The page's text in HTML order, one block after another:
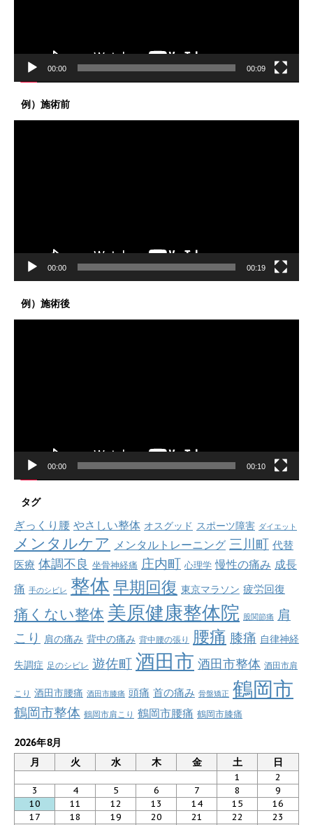
00:00 00:09
例）施術前
00:00 00:19
例）施術後
00:00 00:10
タグ
ぎっくり腰 やさしい整体 オスグッド スポーツ障害 ダイエット
メンタルケア メンタルトレーニング 三川町 代替
医療 体調不良 坐骨神経痛 庄内町 心理学 慢性の痛み 成長
痛 手のシビレ 整体 早期回復 東京マラソン 疲労回復
痛くない整体 美原健康整体院 股関節痛 肩
こり 肩の痛み 背中の痛み 背中腰の張り 腰痛 膝痛 自律神経
失調症 足のシビレ 遊佐町 酒田市 酒田市整体 酒田市肩
こり 酒田市腰痛 酒田市膝痛 頭痛 首の痛み 骨盤矯正 鶴岡市
鶴岡市整体 鶴岡市肩こり 鶴岡市腰痛 鶴岡市膝痛
2026年8月
月
火 水 木 金 土 日
1
2
3
4 5 6 7 8
9
10
11 12 13 14 15
16
17
18 19 20 21 22
23